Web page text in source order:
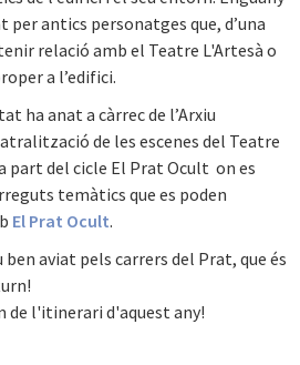
antics personatges que, d’una
relació amb el Teatre L'Artesà o
a l’edifici.
ha anat a càrrec de l’Arxiu
de les escenes del Teatre
part del cicle El Prat Ocult on es
temàtics que es poden
El Prat Ocult.
ben aviat pels carrers del Prat, que és
de l'itinerari d'aquest any!